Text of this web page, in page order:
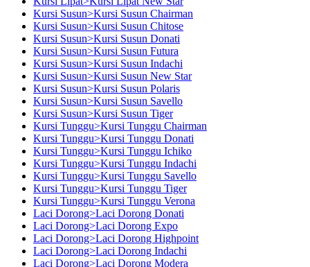
Kursi Susun>Kursi Susun Chairman
Kursi Susun>Kursi Susun Chitose
Kursi Susun>Kursi Susun Donati
Kursi Susun>Kursi Susun Futura
Kursi Susun>Kursi Susun Indachi
Kursi Susun>Kursi Susun New Star
Kursi Susun>Kursi Susun Polaris
Kursi Susun>Kursi Susun Savello
Kursi Susun>Kursi Susun Tiger
Kursi Tunggu>Kursi Tunggu Chairman
Kursi Tunggu>Kursi Tunggu Donati
Kursi Tunggu>Kursi Tunggu Ichiko
Kursi Tunggu>Kursi Tunggu Indachi
Kursi Tunggu>Kursi Tunggu Savello
Kursi Tunggu>Kursi Tunggu Tiger
Kursi Tunggu>Kursi Tunggu Verona
Laci Dorong>Laci Dorong Donati
Laci Dorong>Laci Dorong Expo
Laci Dorong>Laci Dorong Highpoint
Laci Dorong>Laci Dorong Indachi
Laci Dorong>Laci Dorong Modera